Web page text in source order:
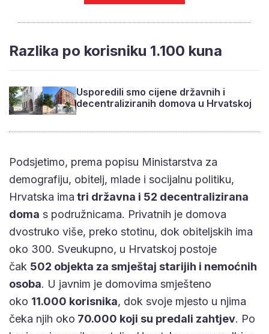
Razlika po korisniku 1.100 kuna
Usporedili smo cijene državnih i
decentraliziranih domova u Hrvatskoj
Podsjetimo, prema popisu Ministarstva za
demografiju, obitelj, mlade i socijalnu politiku,
Hrvatska ima tri državna i 52 decentralizirana
doma s podružnicama. Privatnih je domova
dvostruko više, preko stotinu, dok obiteljskih ima
oko 300. Sveukupno, u Hrvatskoj postoje
čak 502 objekta za smještaj starijih i nemoćnih
osoba. U javnim je domovima smješteno
oko 11.000 korisnika, dok svoje mjesto u njima
čeka njih oko 70.000 koji su predali zahtjev. Po